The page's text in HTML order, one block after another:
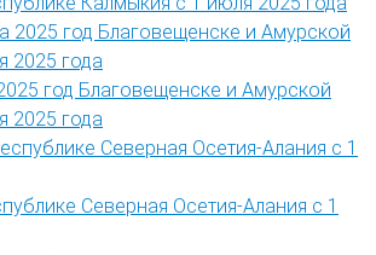
год Благовещенске и Амурской
2025 года
Северная Осетия-Алания с 1